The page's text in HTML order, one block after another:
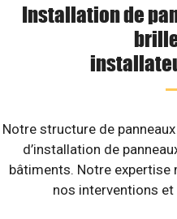
Installation de
Notre structure de
d’installation de
bâtiments. Notre
nos interventions